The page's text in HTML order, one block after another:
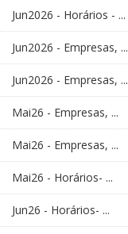
Jun2026 - Horários - ...
Jun2026 - Empresas, ...
Jun2026 - Empresas, ...
Mai26 - Empresas, ...
Mai26 - Empresas, ...
Mai26 - Horários- ...
Jun26 - Horários- ...